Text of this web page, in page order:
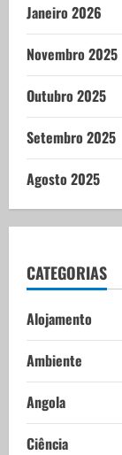
Janeiro 2026
Novembro 2025
Outubro 2025
Setembro 2025
Agosto 2025
CATEGORIAS
Alojamento
Ambiente
Angola
Ciência